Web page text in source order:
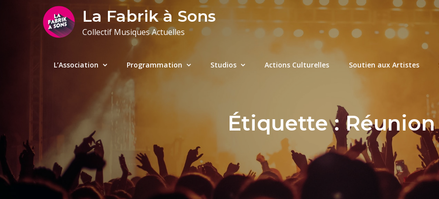
La Fabrik à Sons
Collectif Musiques Actuelles
L’Association Programmation Studios Actions Culturelles Soutien aux Artistes
Étiquette : Réunion